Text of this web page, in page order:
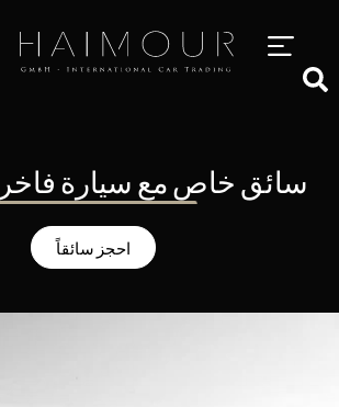
سائق خاص مع سيارة
احجز سائقاً